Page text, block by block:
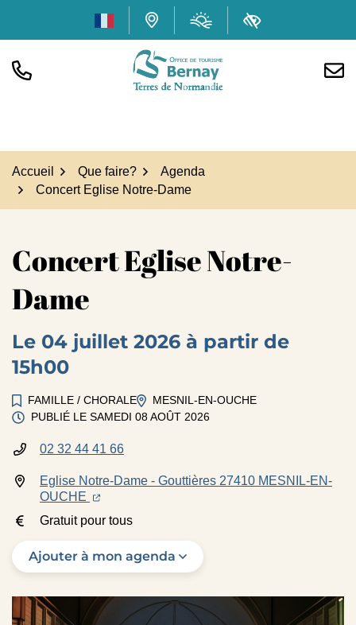
Carte interactive
Météo
(ouverture
Accessibilité
TÉL. Office de tourisme
Accueil Que faire?
Agenda
Concert Eglise Notre-Dame
Concert Eglise Notre-
Dame
Le 04 juillet 2026 à partir de
15h00
FAMILLE / CHORALE
MESNIL-EN-OUCHE
PUBLIÉ LE SAMEDI 08 AOÛT 2026
INFOS UTILES
02 32 44 41 66
Eglise Notre-Dame - Gouttières 27410 MESNIL-EN-
OUCHE (ouverture dans un nouvel onglet)
(ouverture dans un nouvel onglet)
Gratuit pour tous
Ajouter à mon agenda